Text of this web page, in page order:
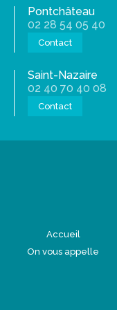
Pontchâteau
02 28 54 05 40
Contact
Saint-Nazaire
02 40 70 40 08
Contact
Accueil
On vous appelle